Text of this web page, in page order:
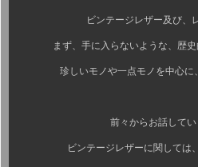
ビンテージレザー及び、レザ
まず、手に入らないような、歴史的
珍しいモノや一点モノを中心に、
前々からお話しています
ビンテージレザーに関しては、コ